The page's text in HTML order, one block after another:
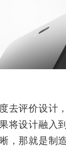
去评价设计
将设计融入
，那就是制